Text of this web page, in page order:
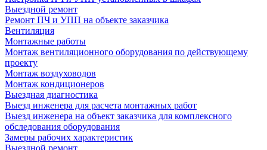
Выездной ремонт
Ремонт ПЧ и УПП на объекте заказчика
Вентиляция
Монтажные работы
Монтаж вентиляционного оборудования по действующему
проекту
Монтаж воздуховодов
Монтаж кондиционеров
Выездная диагностика
Выезд инженера для расчета монтажных работ
Выезд инженера на объект заказчика для комплексного
обследования оборудования
Замеры рабочих характеристик
Выездной ремонт